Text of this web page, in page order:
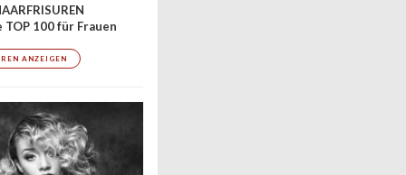
TOP 100 für Frauen
ANZEIGEN